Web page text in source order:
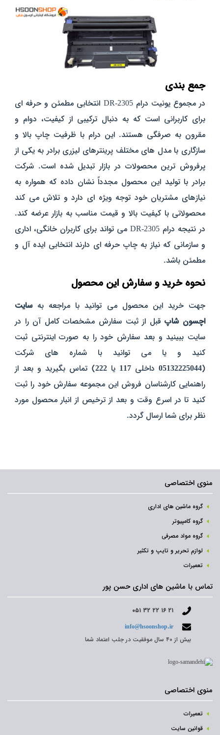
جمع‌ بندی
در مجموع یونیت درام DR-2305 انتخابی مطمئن و حرفه‌ ای
برای کاربرانی است که به دنبال ترکیبی از کیفیت، دوام و
مقرون‌ به‌ صرفگی هستند. این درام با ظرفیت چاپ بالا و
سازگاری با مدل‌ های مختلف پرینترهای لیزری برادر به یکی از
پرفروش‌ ترین محصولات در بازار تبدیل شده است. شرکت
برادر با تولید این محصول مجدداً نشان داده که همواره به
نیازهای مشتریان خود توجه ویژه‌ ای دارد و تلاش می‌ کند
محصولاتی با کیفیت بالا و قیمت مناسب به بازار عرضه کند.
در نتیجه درام DR-2305 می‌ تواند برای کاربران خانگی، اداری
و سازمانی که نیاز به چاپ حرفه‌ ای دارند انتخابی ایده‌ آل و
مطمئن باشد.
نحوه خرید و سفارش این محصول
جهت خرید این محصول می توانید با مراجعه بهسایت
اچسون شاپقبل از ثبت سفارش مشخصات کامل آن را در
سایت ببینید و بعد سفارش خود را به صورت اینترنتی ثبت
کنید و یا می توانید با شماره های شرکت
(
05132225044داخلی117 یا222) تماس بگیرید و بعد از
راهنمایی کارشناسان فروش این مجموعه سفارش خود را ثبت
کنید تا در اسرع وقت و بعد از ترخیص از انبار محصول مورد
نظر برای شما ارسال گردد.
منوی اختصاصی
گروه ماشین های اداری
گروه کامپیوتر
گروه مواد مصرفی
لوازم تحریر و تایپ و تکثیر
تعمیرات
تماس با ماشین های اداری حسن پور
۰۵۱ ۳۲ ۲۲ ۱۶ ۲۱
info@hsoonshop.ir
بیش از ۴۰ سال موفقیت در جلب اعتماد شما
منوی اختصاصی
تعمیرات
قوانین سایت